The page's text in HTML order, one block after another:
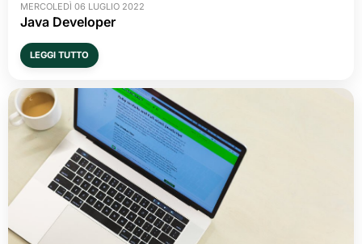
MERCOLEDÌ 06 LUGLIO 2022
Java Developer
LEGGI TUTTO